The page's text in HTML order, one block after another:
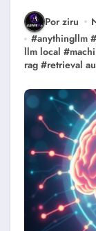
Por ziru
#anythingllm #
llm local #
rag #retrieval